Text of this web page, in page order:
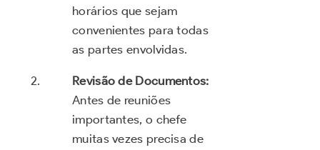
horários que sejam
convenientes para todas
as partes envolvidas.
Revisão de Documentos:
Antes de reuniões
importantes, o chefe
muitas vezes precisa de